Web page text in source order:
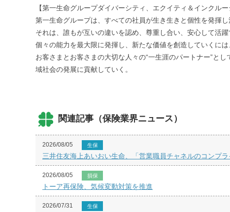
【第一生命グループダイバーシティ、エクイティ＆インクルー
第一生命グループは、すべての社員が生き生きと個性を発揮
それは、誰もが互いの違いを認め、尊重し合い、安心して活
個々の能力を最大限に発揮し、新たな価値を創造していくに
お客さまとお客さまの大切な人々の“一生涯のパートナー”と
域社会の発展に貢献していく。
関連記事（保険業界ニュース）
2026/08/05 生保
三井住友海上あいおい生命、「営業職員チャネルのコンプ
2026/08/05 損保
トーア再保険、気候変動対策を推進
2026/07/31 生保